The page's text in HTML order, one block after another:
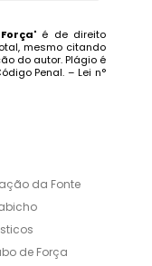
" é de direito
mesmo citando
do autor. Plágio é
Penal. – Lei n°
da Fonte
de Força